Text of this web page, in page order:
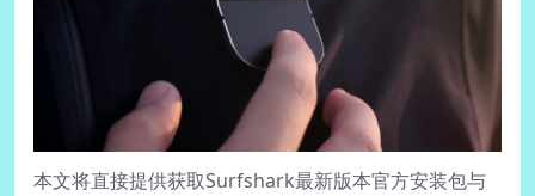
本文将直接提供获取Surfshark最新版本官方安装包与